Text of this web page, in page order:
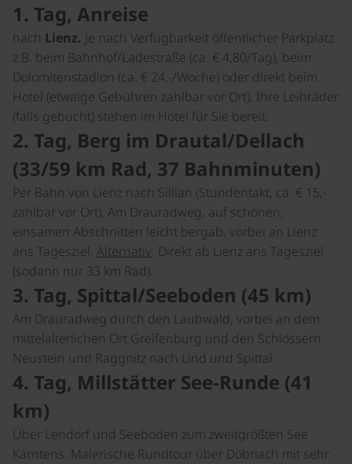
1. Tag, Anreise
nach Lienz. Je nach Verfügbarkeit öffentlicher Parkplatz
z.B. beim Bahnhof/Ladestraße (ca. € 4,80/Tag), beim
Dolomitenstadion (ca. € 24,-/Woche) oder direkt beim
Hotel (etwaige Gebühren zahlbar vor Ort). Ihre Leihräder
(falls gebucht) stehen im Hotel für Sie bereit.
2. Tag, Berg im Drautal/Dellach
(33/59 km Rad, 37 Bahnminuten)
Per Bahn von Lienz nach Sillian (Stundentakt, ca. € 15,-
zahlbar vor Ort). Am Drauradweg, auf schönen,
einsamen Abschnitten leicht bergab, vorbei an Lienz
ans Tagesziel. Alternativ: Direkt ab Lienz ans Tagesziel
(sodann nur 33 km Rad).
3. Tag, Spittal/Seeboden (45 km)
Am Drauradweg durch den Laubwald, vorbei an dem
mittelalterlichen Ort Greifenburg und den Schlössern
Neustein und Raggnitz nach Lind und Spittal.
4. Tag, Millstätter See-Runde (41
km)
Über Lendorf und Seeboden zum zweitgrößten See
Kärntens. Malerische Rundtour über Döbriach mit sehr